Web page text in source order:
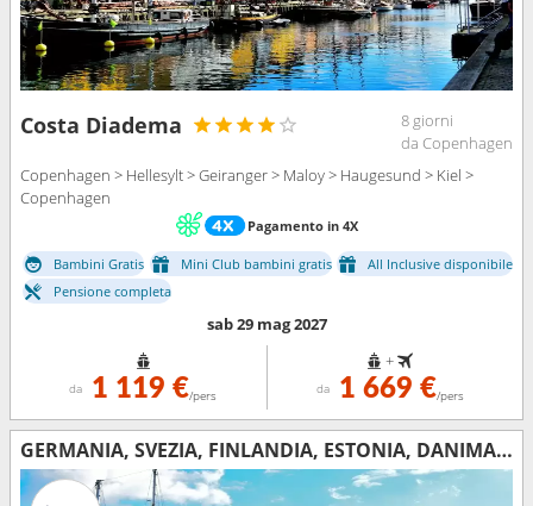
Costa Diadema
8 giorni
da Copenhagen
Copenhagen > Hellesylt > Geiranger > Maloy > Haugesund > Kiel >
Copenhagen
Pagamento in 4X
Bambini Gratis Mini Club bambini gratis
All Inclusive disponibile
Pensione completa
sab 29 mag 2027
da 1 119 €/pers
+
da 1 669 €/pers
GERMANIA, SVEZIA, FINLANDIA, ESTONIA, DANIMARCA